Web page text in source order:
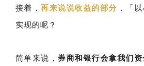
接着，再来说说收益的部分 ，「
实现的呢？
简单来说，券商和银行会拿我们资